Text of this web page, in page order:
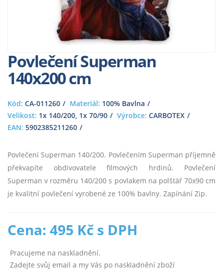
Povlečení Superman
140x200 cm
Kód: CA-011260 Materiál: 100% Bavlna
Velikost: 1x 140/200, 1x 70/90 Výrobce: CARBOTEX
EAN: 5902385211260
Povlečení Superman 140/200. Povlečením Superman příjemně
překvapíte obdivovatele filmových hrdinů. Povlečení
Superman v rozměru 140/200 s povlakem na polštář 70x90 cm
je kvalitní povlečení vyrobené ze 100% bavlny. Zapínání Zip.
Cena: 495 Kč s DPH
Pracujeme na naskladnění.
Zadejte svůj email a my Vás po naskladnění zboží